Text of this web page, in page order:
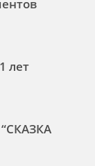
лет